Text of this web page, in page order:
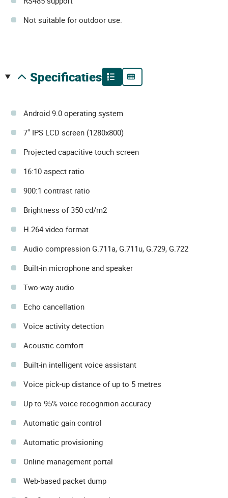
Not suitable for outdoor use.
specificaties
Android 9.0 operating system
7" IPS LCD screen (1280x800)
Projected capacitive touch screen
16:10 aspect ratio
900:1 contrast ratio
Brightness of 350 cd/m2
H.264 video format
Audio compression G.711a, G.711u, G.729, G.722
Built-in microphone and speaker
Two-way audio
Echo cancellation
Voice activity detection
Acoustic comfort
Built-in intelligent voice assistant
Voice pick-up distance of up to 5 metres
Up to 95% voice recognition accuracy
Automatic gain control
Automatic provisioning
Online management portal
Web-based packet dump